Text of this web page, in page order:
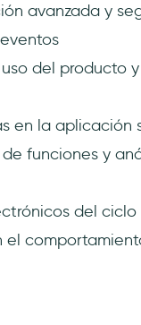
avanzada y
del producto
en la aplicación
funciones y
del
el